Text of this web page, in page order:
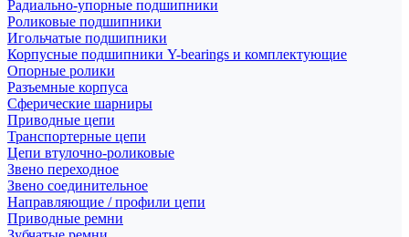
Радиально-упорные подшипники
Роликовые подшипники
Игольчатые подшипники
Корпусные подшипники Y-bearings и комплектующие
Опорные ролики
Разъемные корпуса
Сферические шарниры
Приводные цепи
Транспортерные цепи
Цепи втулочно-роликовые
Звено переходное
Звено соединительное
Направляющие / профили цепи
Приводные ремни